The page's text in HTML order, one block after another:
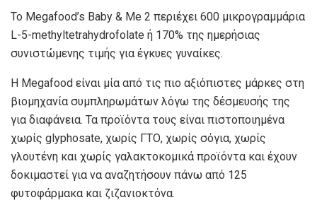
Το Megafood’s Baby & Me 2 περιέχει 600 μικρογραμμάρια
L-5-methyltetrahydrofolate ή 170% της ημερήσιας
συνιστώμενης τιμής για έγκυες γυναίκες.
Η Megafood είναι μία από τις πιο αξιόπιστες μάρκες στη
βιομηχανία συμπληρωμάτων λόγω της δέσμευσής της
για διαφάνεια. Τα προϊόντα τους είναι πιστοποιημένα
χωρίς glyphosate, χωρίς ΓΤΟ, χωρίς σόγια, χωρίς
γλουτένη και χωρίς γαλακτοκομικά προϊόντα και έχουν
δοκιμαστεί για να αναζητήσουν πάνω από 125
φυτοφάρμακα και ζιζανιοκτόνα.